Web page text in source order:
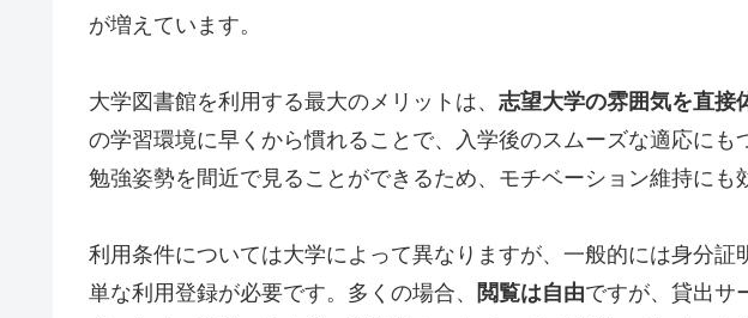
が増えています。
大学図書館を利用する最大のメリットは、 志望大学の雰囲気を直接
の学習環境に早くから慣れることで、入学後のスムーズな適応にも
勉強姿勢を間近で見ることができるため、モチベーション維持にも
利用条件については大学によって異なりますが、一般的には身分証
単な利用登録が必要です。多くの場合、 閲覧は自由ですが、貸出サ